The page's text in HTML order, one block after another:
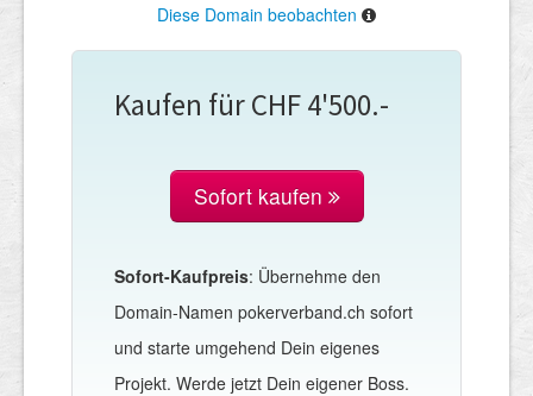
Diese Domain beobachten
Kaufen für CHF 4'500.-
Sofort kaufen
Sofort-Kaufpreis: Übernehme den
Domain-Namen pokerverband.ch sofort
und starte umgehend Dein eigenes
Projekt. Werde jetzt Dein eigener Boss.